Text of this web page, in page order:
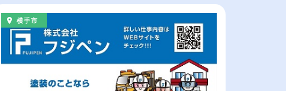
横手市